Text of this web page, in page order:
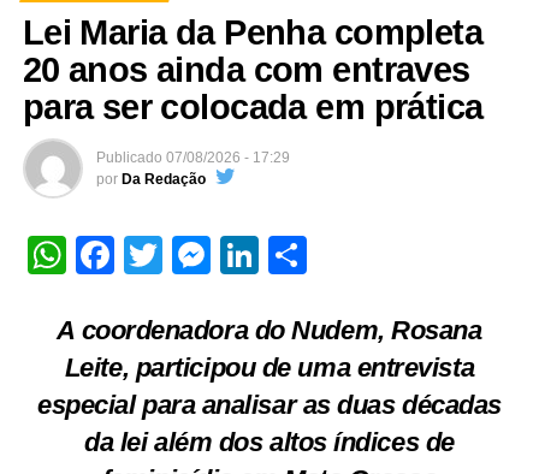
Lei Maria da Penha completa
20 anos ainda com entraves
para ser colocada em prática
Publicado 07/08/2026 - 17:29
por Da Redação
WhatsApp
Facebook
TwitterMessenger
LinkedIn
A coordenadora do Nudem, Rosana
Leite, participou de uma entrevista
especial para analisar as duas décadas
da lei além dos altos índices de